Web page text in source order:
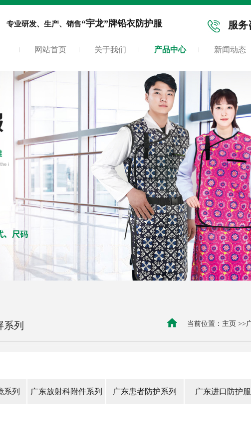
专业研发、生产、销售“宇龙”牌铅衣防护服 服务
网站首页 关于我们 产品中心 新闻动态
系列 当前位置： 主页 >>
系列 广东放射科附件系列 广东患者防护系列 广东进口防护服